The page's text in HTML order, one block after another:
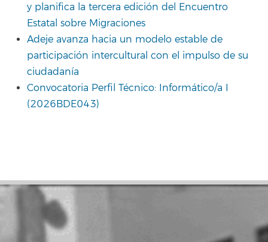
y planifica la tercera edición del Encuentro
Estatal sobre Migraciones
Adeje avanza hacia un modelo estable de
participación intercultural con el impulso de su
ciudadanía
Convocatoria Perfil Técnico: Informático/a I
(2026BDE043)